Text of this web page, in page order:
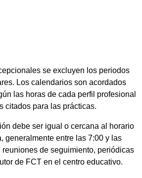
se excluyen los periodos
Los calendarios son acordados
las horas de cada perfil profesional
citados para las prácticas.
debe ser igual o cercana al horario
generalmente entre las 7:00 y las
de seguimiento, periódicas
de FCT en el centro educativo.